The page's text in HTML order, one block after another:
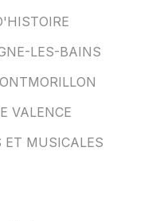
LES-BAINS
VALENCE
ET MUSICALES